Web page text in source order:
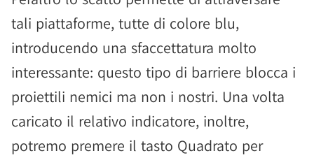
tali piattaforme, tutte di colore blu,
introducendo una sfaccettatura molto
interessante: questo tipo di barriere blocca i
proiettili nemici ma non i nostri. Una volta
caricato il relativo indicatore, inoltre,
potremo premere il tasto Quadrato per